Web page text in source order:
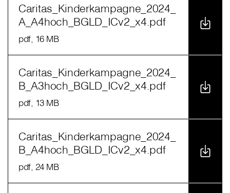
Caritas_Kinderkampagne_2024_
A_A4hoch_BGLD_ICv2_x4.pdf
pdf, 16 MB
Caritas_Kinderkampagne_2024_
B_A3hoch_BGLD_ICv2_x4.pdf
pdf, 13 MB
Caritas_Kinderkampagne_2024_
B_A4hoch_BGLD_ICv2_x4.pdf
pdf, 24 MB